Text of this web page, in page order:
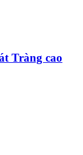
Tràng cao